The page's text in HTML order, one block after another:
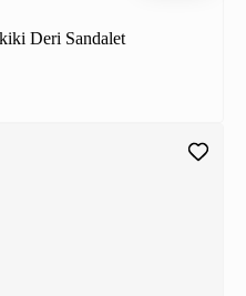
Deri Sandalet